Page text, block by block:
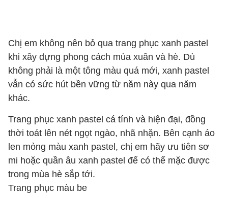
Chị em không nên bỏ qua trang phục xanh pastel
khi xây dựng phong cách mùa xuân và hè. Dù
không phải là một tông màu quá mới, xanh pastel
vẫn có sức hút bền vững từ năm này qua năm
khác.
Trang phục xanh pastel cá tính và hiện đại, đồng
thời toát lên nét ngọt ngào, nhã nhặn. Bên cạnh áo
len mỏng màu xanh pastel, chị em hãy ưu tiên sơ
mi hoặc quần âu xanh pastel để có thể mặc được
trong mùa hè sắp tới.
Trang phục màu be